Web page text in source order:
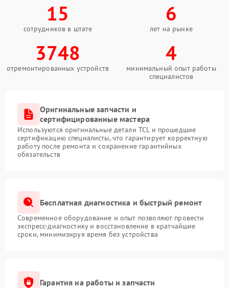
15
сотрудников в штате
6
лет на рынке
3748
отремонтированных устройств
4
минимальный опыт работы
специалистов
Оригинальные запчасти и
сертифицированные мастера
Используются оригинальные детали TCL и прошедшие
сертификацию специалисты, что гарантирует корректную
работу после ремонта и сохранение гарантийных
обязательств
Бесплатная диагностика и быстрый ремонт
Современное оборудование и опыт позволяют провести
экспресс-диагностику и восстановление в кратчайшие
сроки, минимизируя время без устройства
Гарантия на работы и запчасти